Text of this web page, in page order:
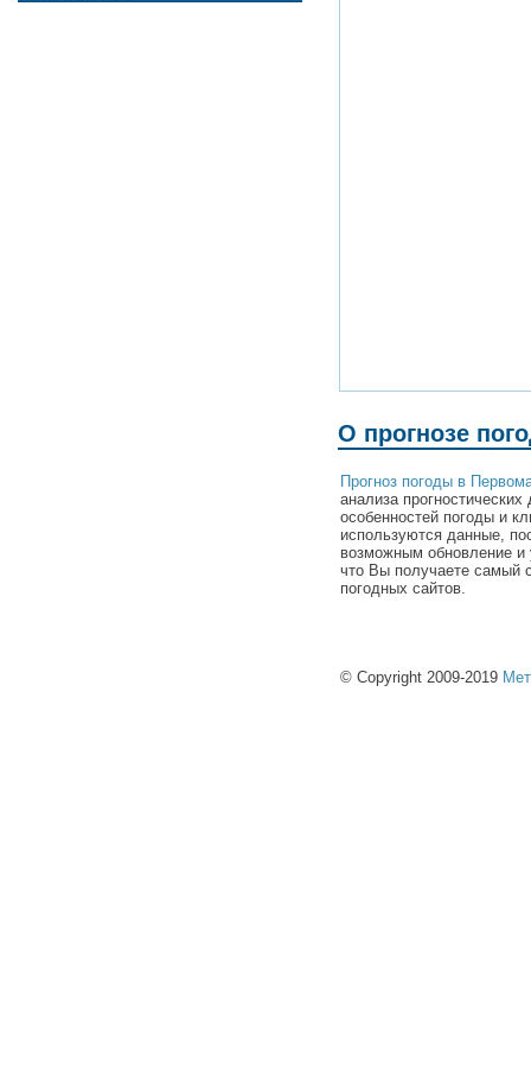
О прогнозе
Прогноз погоды в
анализа
особенностей погоды и
используются данные,
возможным обновление и
что Вы получаете самый
погодных сайтов.
© Copyright 2009-2019